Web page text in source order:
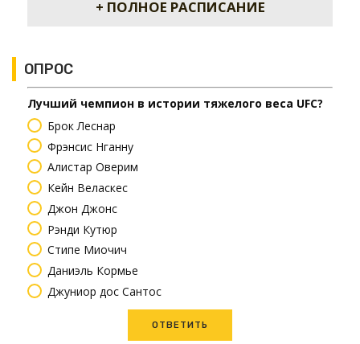
+ ПОЛНОЕ РАСПИСАНИЕ
ОПРОС
Лучший чемпион в истории тяжелого веса UFC?
Брок Леснар
Фрэнсис Нганну
Алистар Оверим
Кейн Веласкес
Джон Джонс
Рэнди Кутюр
Стипе Миочич
Даниэль Кормье
Джуниор дос Сантос